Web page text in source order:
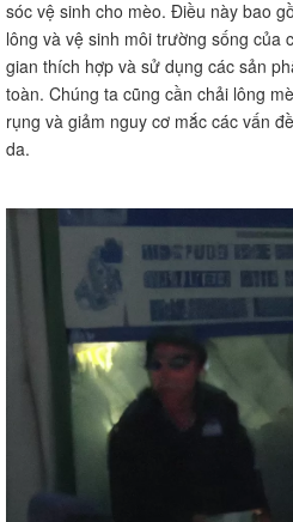
sóc vệ sinh cho mèo. Điều này bao
lông và vệ sinh môi trường sống của
gian thích hợp và sử dụng các sản
toàn. Chúng ta cũng cần chải lông
rụng và giảm nguy cơ mắc các vấn
da.